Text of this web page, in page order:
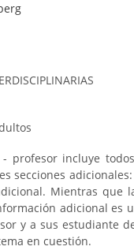
profesor incluye
secciones
Mientras que
adicional es
y a sus estudiante
en cuestión.